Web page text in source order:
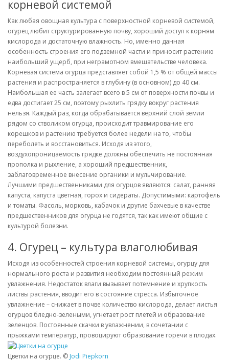
корневой системой
Как любая овощная культура с поверхностной корневой системой,
огурец любит структурированную почву, хороший доступ к корням
кислорода и достаточную влажность. Но, именно данная
особенность строения его подземной части и приносит растению
наибольший ущерб, при неграмотном вмешательстве человека.
Корневая система огурца представляет собой 1,5 % от общей массы
растения и распространяется в глубину (в основном) до 40 см.
Наибольшая ее часть залегает всего в 5 см от поверхности почвы и
едва достигает 25 см, поэтому рыхлить грядку вокруг растения
нельзя. Каждый раз, когда обрабатывается верхний слой земли
рядом со стволиком огурца, происходит травмирование его
корешков и растению требуется более недели на то, чтобы
переболеть и восстановиться. Исходя из этого,
воздухопроницаемость грядке должны обеспечить не постоянная
прополка и рыхление, а хороший предшественник,
заблаговременное внесение органики и мульчирование.
Лучшими предшественниками для огурцов являются: салат, ранняя
капуста, капуста цветная, горох и сидераты. Допустимыми: картофель
и томаты. Фасоль, морковь, кабачок и другие бахчевые в качестве
предшественников для огурца не годятся, так как имеют общие с
культурой болезни.
4. Огурец – культура влаголюбивая
Исходя из особенностей строения корневой системы, огурцу для
нормального роста и развития необходим постоянный режим
увлажнения. Недостаток влаги вызывает потемнение и хрупкость
листвы растения, вводит его в состояние стресса. Избыточное
увлажнение – снижает в почве количество кислорода, делает листья
огурцов бледно-зелеными, угнетает рост плетей и образование
зеленцов. Постоянные скачки в увлажнении, в сочетании с
прыжками температур, провоцируют образование горечи в плодах.
Цветки на огурце. © Jodi Piepkorn